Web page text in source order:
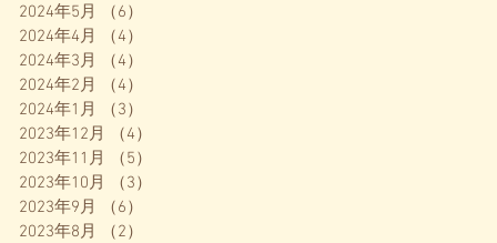
2024年5月
（6）
2024年4月
（4）
2024年3月
（4）
2024年2月
（4）
2024年1月
（3）
2023年12月
（4）
2023年11月
（5）
2023年10月
（3）
2023年9月
（6）
2023年8月
（2）